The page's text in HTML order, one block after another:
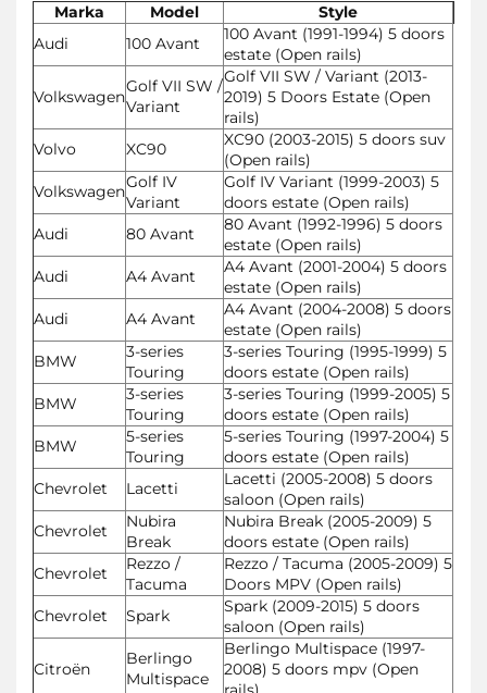
Marka Model
Style
Audi
100 Avant
100 Avant (1991-1994) 5 doors
estate (Open rails)
Volkswagen
Golf VII SW /
Variant
Golf VII SW / Variant (2013-
2019) 5 Doors Estate (Open
rails)
Volvo
XC90
XC90 (2003-2015) 5 doors suv
(Open rails)
VolkswagenGolf IV
Variant
Golf IV Variant (1999-2003) 5
doors estate (Open rails)
Audi
80 Avant
80 Avant (1992-1996) 5 doors
estate (Open rails)
Audi
A4 Avant
A4 Avant (2001-2004) 5 doors
estate (Open rails)
Audi
A4 Avant
A4 Avant (2004-2008) 5 doors
estate (Open rails)
BMW
3-series
Touring
3-series Touring (1995-1999) 5
doors estate (Open rails)
BMW
3-series
Touring
3-series Touring (1999-2005) 5
doors estate (Open rails)
BMW
5-series
Touring
5-series Touring (1997-2004) 5
doors estate (Open rails)
Chevrolet
Lacetti
Lacetti (2005-2008) 5 doors
saloon (Open rails)
Chevrolet
Nubira
Break
Nubira Break (2005-2009) 5
doors estate (Open rails)
Chevrolet
Rezzo /
Tacuma
Rezzo / Tacuma (2005-2009) 5
Doors MPV (Open rails)
Chevrolet
Spark
Spark (2009-2015) 5 doors
saloon (Open rails)
Citroën
Berlingo
Multispace
Berlingo Multispace (1997-
2008) 5 doors mpv (Open